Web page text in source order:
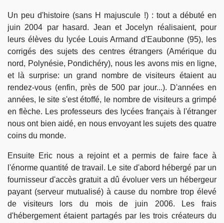
Un peu d'histoire (sans H majuscule !) : tout a débuté en
juin 2004 par hasard. Jean et Jocelyn réalisaient, pour
leurs élèves du lycée Louis Armand d'Eaubonne (95), les
corrigés des sujets des centres étrangers (Amérique du
nord, Polynésie, Pondichéry), nous les avons mis en ligne,
et là surprise: un grand nombre de visiteurs étaient au
rendez-vous (enfin, près de 500 par jour...). D'années en
années, le site s'est étoffé, le nombre de visiteurs a grimpé
en flèche. Les professeurs des lycées français à l'étranger
nous ont bien aidé, en nous envoyant les sujets des quatre
coins du monde.
Ensuite Eric nous a rejoint et a permis de faire face à
l'énorme quantité de travail. Le site d'abord hébergé par un
fournisseur d'accès gratuit a dû évoluer vers un hébergeur
payant (serveur mutualisé) à cause du nombre trop élevé
de visiteurs lors du mois de juin 2006. Les frais
d'hébergement étaient partagés par les trois créateurs du